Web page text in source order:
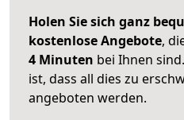
Holen Sie sich ganz
kostenlose Angebote,
4 Minuten bei Ihnen
ist, dass all dies zu
angeboten werden.